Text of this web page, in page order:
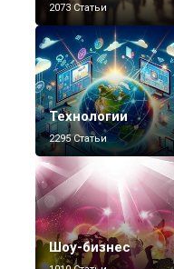
2073 Статьи
Технологии
2295 Статьи
Шоу-бизнес